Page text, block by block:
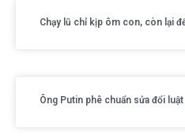
Chạy lũ chỉ kịp ôm con, còn lại
Ông Putin phê chuẩn sửa đổi